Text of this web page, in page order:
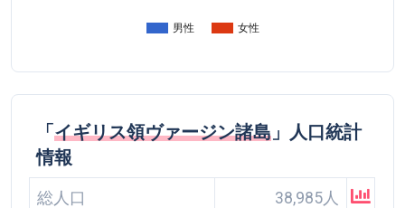
男性 女性
「イギリス領ヴァージン諸島」人口統計
情報
総人口 38,985人